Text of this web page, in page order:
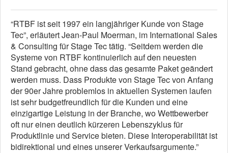
“RTBF ist seit 1997 ein langjähriger Kunde von Stage
Tec”, erläutert Jean-Paul Moerman, im International Sales
& Consulting für Stage Tec tätig. “Seitdem werden die
Systeme von RTBF kontinuierlich auf den neuesten
Stand gebracht, ohne dass das gesamte Paket geändert
werden muss. Dass Produkte von Stage Tec von Anfang
der 90er Jahre problemlos in aktuellen Systemen laufen
ist sehr budgetfreundlich für die Kunden und eine
einzigartige Leistung in der Branche, wo Wettbewerber
oft nur einen deutlich kürzeren Lebenszyklus für
Produktlinie und Service bieten. Diese Interoperabilität ist
bidirektional und eines unserer Verkaufsargumente.”